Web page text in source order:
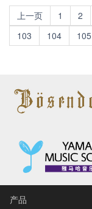
上一页
1 2
103
104 105
产品